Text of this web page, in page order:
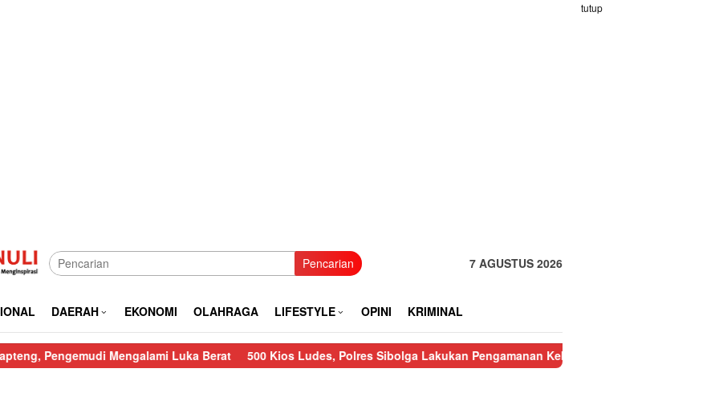
tutup
Pencarian 7 AGUSTUS 2026
DAERAH EKONOMI OLAHRAGA LIFESTYLE OPINI KRIMINAL
Mengalami Luka Berat 500 Kios Ludes, Polres Sibolga Lakukan Pengamanan Kebakaran Pasar Nauli